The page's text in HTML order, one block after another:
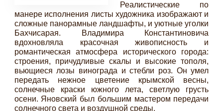
Реалистические по
манере исполнения листы художника изображают и
сложные панорамные ландшафты, и уютные уголки
Бахчисарая. Владимира Константиновича
вдохновляла красочная живописность и
романтическая атмосфера исторического города:
строения, причудливые скалы и высокие тополя,
вьющиеся лозы винограда и стебли роз. Он умел
передать нежное цветение крымской весны,
солнечные краски южного лета, светлую грусть
осени. Яновский был большим мастером передачи
солнечного света и воздушной среды.